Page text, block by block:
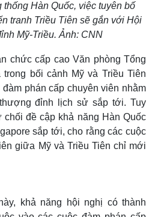
thống Hàn Quốc, việc tuyên bố
tranh Triều Tiên sẽ gắn với Hội
Mỹ-Triều. Ảnh: CNN
chức cấp cao Văn phòng Tổng
bối cảnh Mỹ và Triều Tiên
phán cấp chuyên viên nhằm
đỉnh lịch sử sắp tới. Tuy
đề cập khả năng Hàn Quốc
sắp tới, cho rằng các cuộc
giữa Mỹ và Triều Tiên chỉ mới
khả năng hội nghị có thành